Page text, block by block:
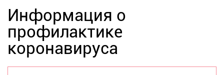
Информация о
профилактике
коронавируса